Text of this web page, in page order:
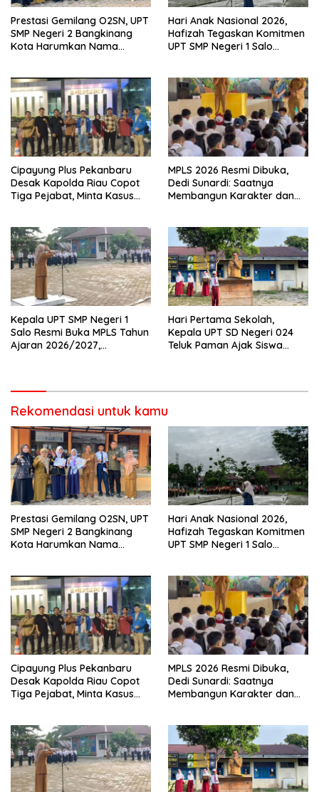
Prestasi Gemilang O2SN, UPT
SMP Negeri 2 Bangkinang
Kota Harumkan Nama
Hari Anak Nasional 2026,
Hafizah Tegaskan Komitmen
UPT SMP Negeri 1 Salo
Cipayung Plus Pekanbaru
Desak Kapolda Riau Copot
Tiga Pejabat, Minta Kasus
MPLS 2026 Resmi Dibuka,
Dedi Sunardi: Saatnya
Membangun Karakter dan
Kepala UPT SMP Negeri 1
Salo Resmi Buka MPLS Tahun
Ajaran 2026/2027,
Hari Pertama Sekolah,
Kepala UPT SD Negeri 024
Teluk Paman Ajak Siswa
Rekomendasi untuk kamu
Prestasi Gemilang O2SN, UPT
SMP Negeri 2 Bangkinang
Kota Harumkan Nama
Hari Anak Nasional 2026,
Hafizah Tegaskan Komitmen
UPT SMP Negeri 1 Salo
Cipayung Plus Pekanbaru
Desak Kapolda Riau Copot
Tiga Pejabat, Minta Kasus
MPLS 2026 Resmi Dibuka,
Dedi Sunardi: Saatnya
Membangun Karakter dan